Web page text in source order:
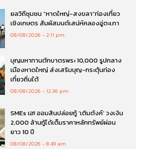
ยลวิถีชุมชน “หาดใหญ่-สงขลา”ท่องเที่ยว
เชิงเกษตร สัมผัสมนต์เสน่ห์คลองอู่ตะเภา
08/08/2026 2:11 pm
บุญมหาทานตักบาตรพระ 10,000 รูปกลาง
เมืองหาดใหญ่ ส่งเสริมบุญ-กระตุ้นท่อง
เที่ยวถิ่นใต้
08/08/2026 12:36 pm
SMEs เฮ! ออมสินปล่อยกู้ ‘เติมตังค์’ วงเงิน
2,000 ล้านกู้ได้เต็มราคาหลักทรัพย์ผ่อน
ยาว 10 ปี
08/08/2026 8:49 am